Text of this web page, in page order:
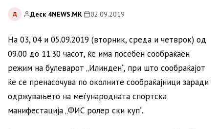
Д Деск 4NEWS.MK| 02.09.2019
На 03, 04 и 05.09.2019 (вторник, среда и четврок) од
09.00 до 11.30 часот, ќе има посебен сообраќаен
режим на булеварот „Илинден“, при што сообраќајот
ќе се пренасочува по околните сообраќајници заради
одржувањето на меѓународната спортска
манифестација „ФИС ролер ски куп“.